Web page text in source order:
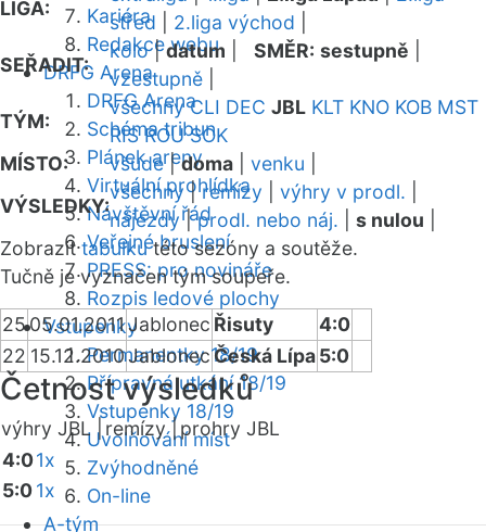
Kariéra
Redakce webu
DRFG Arena
DRFG Arena
Schéma tribun
Plánek areny
Virtuální prohlídka
Návštěvní řád
Veřejné bruslení
PRESS: pro novináře
Rozpis ledové plochy
Vstupenky
Permanentky 18/19
Přípravná utkání 18/19
Vstupenky 18/19
Uvolňování míst
Zvýhodněné
On-line
A-tým
LIGA:
střed
2.liga východ
SEŘADIT:
kolo|datum SMĚR: sestupně
vzestupně
TÝM:
všechny CLI DEC JBL KLT KNO KOB MST
RIS ROU SOK
MÍSTO:
všude|doma venku
VÝSLEDKY:
všechny|remízy výhry v prodl.
nájezdy|prodl. nebo náj. s nulou
Zobrazittabulkutéto sezóny a soutěže.
Tučně je vyznačen tým soupeře.
2505.01.2011Jablonec Řisuty
4:0
22 15.12.2010JablonecČeská Lípa5:0
Četnost výsledků
výhry JBL | remízy | prohry JBL
4:01x
5:01x